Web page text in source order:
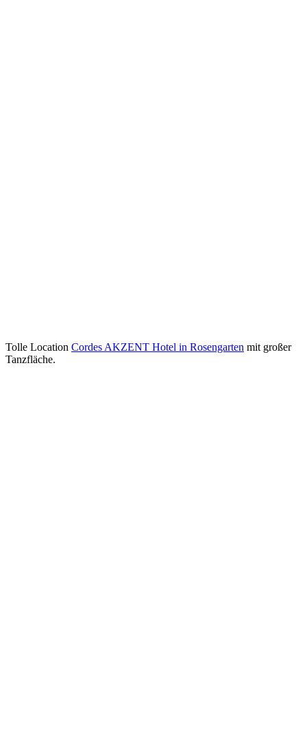
Tolle Location Cordes AKZENT Hotel in Rosengarten mit großer
Tanzfläche.